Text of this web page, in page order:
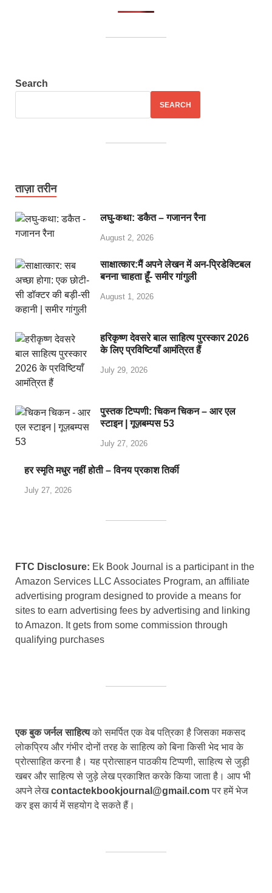
Search
SEARCH
ताज़ा तरीन
लघु-कथा: डकैत – गजानन रैना
August 2, 2026
साक्षात्कार:मैं अपने लेखन में अन-प्रिडेक्टिबल
बनना चाहता हूँ- समीर गांगुली
August 1, 2026
हरिकृष्ण देवसरे बाल साहित्य पुरस्कार 2026
के लिए प्रविष्टियाँ आमंत्रित हैं
July 29, 2026
पुस्तक टिप्पणी: चिकन चिकन – आर एल
स्टाइन | गूज़बम्पस 53
July 27, 2026
हर स्मृति मधुर नहीं होती – विनय प्रकाश तिर्की
July 27, 2026
FTC Disclosure: Ek Book Journal is a participant in the
Amazon Services LLC Associates Program, an affiliate
advertising program designed to provide a means for
sites to earn advertising fees by advertising and linking
to Amazon. It gets from some commission through
qualifying purchases
एक बुक जर्नल साहित्यको समर्पित एक वेब पत्रिका है जिसका मकसद
लोकप्रिय और गंभीर दोनों तरह के साहित्य को बिना किसी भेद भाव के
प्रोत्साहित करना है। यह प्रोत्साहन पाठकीय टिप्पणी, साहित्य से जुड़ी
खबर और साहित्य से जुड़े लेख प्रकाशित करके किया जाता है। आप भी
अपने लेखcontactekbookjournal@gmail.comपर हमें भेज
कर इस कार्य में सहयोग दे सकते हैं।